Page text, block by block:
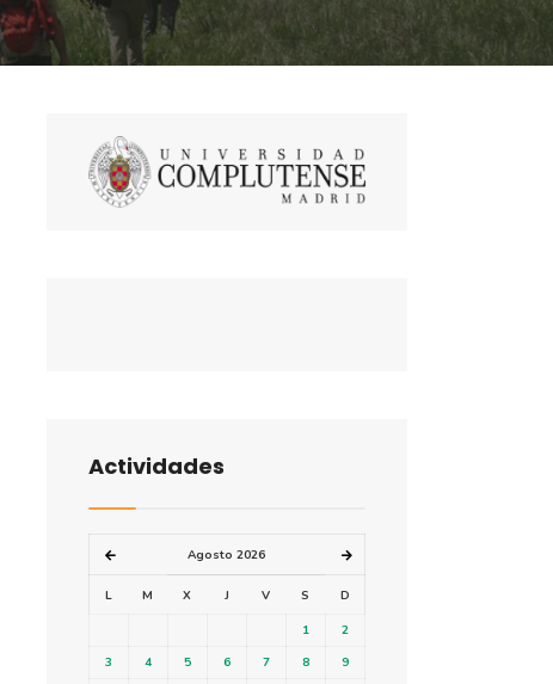
Actividades
Agosto 2026
L M X J V S D
1
2
3
4 5 6 7 8
9